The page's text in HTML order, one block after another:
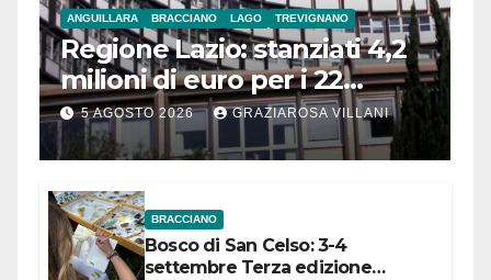
ANGUILLARA BRACCIANO LAGO TREVIGNANO
Regione Lazio: stanziati 4,2
milioni di euro per i 22
Comuni dell’Etruria
Meridionale
5 AGOSTO 2026 GRAZIAROSA VILLANI
BRACCIANO
Bosco di San Celso: 3-4
settembre Terza edizione